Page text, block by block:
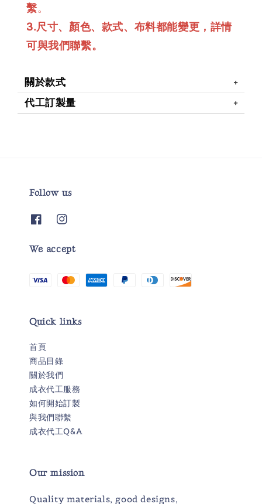
繫。
3.尺寸、顏色、款式、布料都能變更，詳情
可與我們聯繫。
關於款式
代工訂製量
Follow us
We accept
Quick links
首頁
商品目錄
關於我們
成衣代工服務
如何開始訂製
與我們聯繫
成衣代工Q&A
Our mission
Quality materials, good designs,